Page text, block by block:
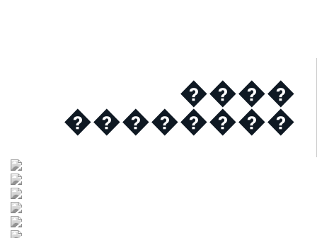
����
��������